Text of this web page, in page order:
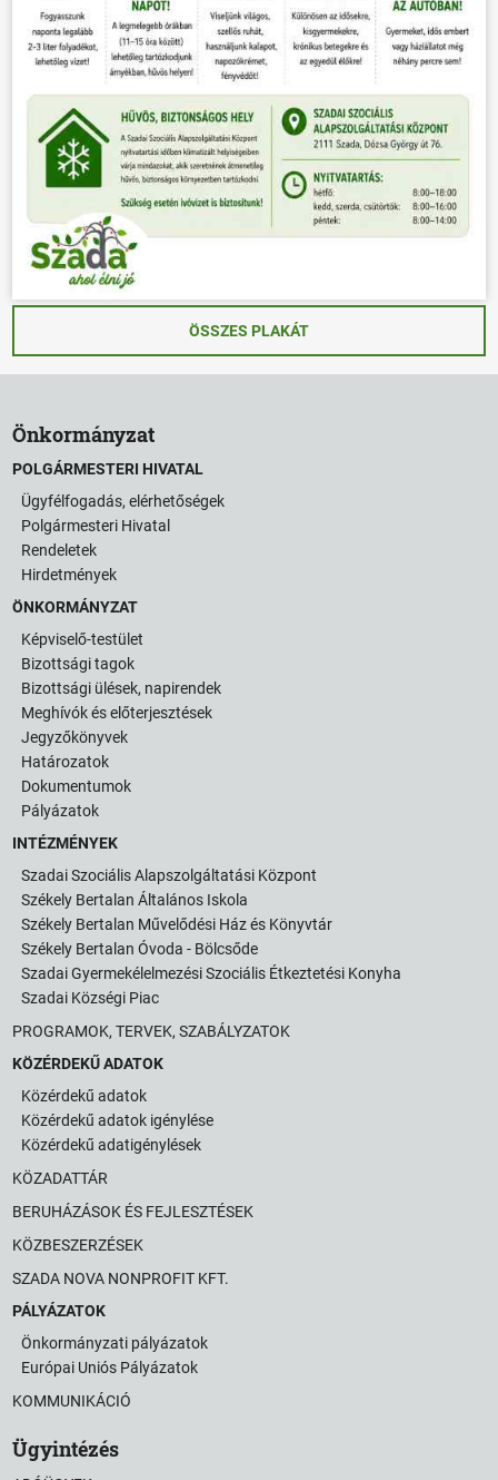
ÖSSZES PLAKÁT
Önkormányzat
POLGÁRMESTERI HIVATAL
Ügyfélfogadás, elérhetőségek
Polgármesteri Hivatal
Rendeletek
Hirdetmények
ÖNKORMÁNYZAT
Képviselő-testület
Bizottsági tagok
Bizottsági ülések, napirendek
Meghívók és előterjesztések
Jegyzőkönyvek
Határozatok
Dokumentumok
Pályázatok
INTÉZMÉNYEK
Szadai Szociális Alapszolgáltatási Központ
Székely Bertalan Általános Iskola
Székely Bertalan Művelődési Ház és Könyvtár
Székely Bertalan Óvoda - Bölcsőde
Szadai Gyermekélelmezési Szociális Étkeztetési Konyha
Szadai Községi Piac
PROGRAMOK, TERVEK, SZABÁLYZATOK
KÖZÉRDEKŰ ADATOK
Közérdekű adatok
Közérdekű adatok igénylése
Közérdekű adatigénylések
KÖZADATTÁR
BERUHÁZÁSOK ÉS FEJLESZTÉSEK
KÖZBESZERZÉSEK
SZADA NOVA NONPROFIT KFT.
PÁLYÁZATOK
Önkormányzati pályázatok
Európai Uniós Pályázatok
KOMMUNIKÁCIÓ
Ügyintézés